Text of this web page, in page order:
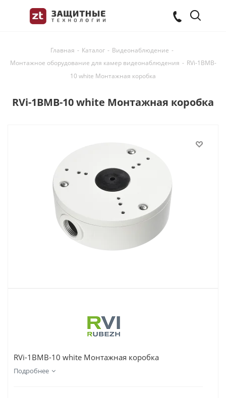
Главная - Каталог - Видеонаблюдение -
Монтажное оборудование для камер видеонаблюдения - RVi-1BMB-
10 white Монтажная коробка
RVi-1BMB-10 white Монтажная коробка
RVi-1BMB-10 white Монтажная коробка
Подробнее